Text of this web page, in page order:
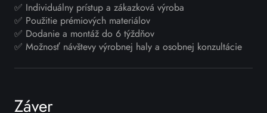
✅ Individuálny prístup a zákazková výroba
✅ Použitie prémiových materiálov
✅ Dodanie a montáž do 6 týždňov
✅ Možnosť návštevy výrobnej haly a osobnej konzultácie
Záver